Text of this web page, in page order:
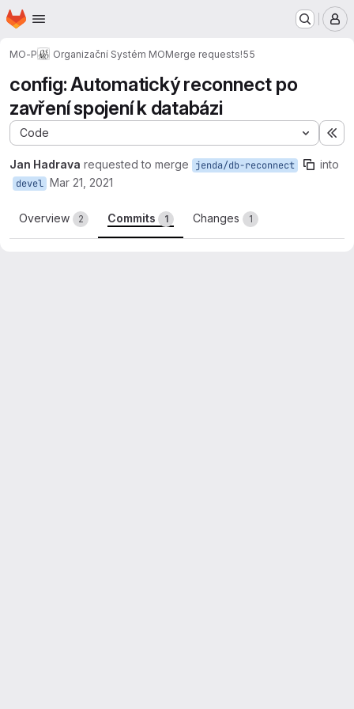
Skip to main content
Homepage
MO-P Organizační Systém MOMerge requests!55
config: Automatický reconnect po
zavření spojení k databázi
Code
Jan Hadrava requested to merge jenda/db-reconnect into
devel Mar 21, 2021
Overview 2 Commits 1 Changes 1